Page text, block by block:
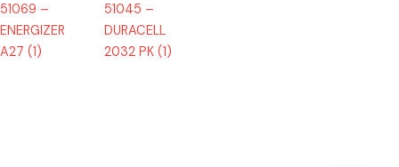
51069 –
ENERGIZER
A27 (1)
51045 –
DURACELL
2032 PK (1)